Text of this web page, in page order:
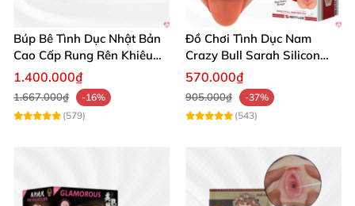
Búp Bê Tình Dục Nhật Bản
Cao Cấp Rung Rên Khiêu
Gợi 2 Lỗ
1.400.000₫
1.667.000₫
-16%
(579)
Đồ Chơi Tình Dục Nam
Crazy Bull Sarah Silicon
Cao Cấp
570.000₫
905.000₫
-37%
(543)